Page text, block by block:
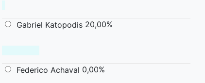
Gabriel Katopodis 20,00%
Federico Achaval 0,00%